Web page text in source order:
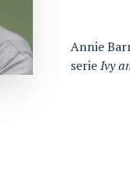
Annie
serieIvy